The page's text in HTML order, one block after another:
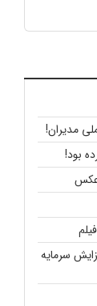
مدیران!
بود!
عکس
سرمایه